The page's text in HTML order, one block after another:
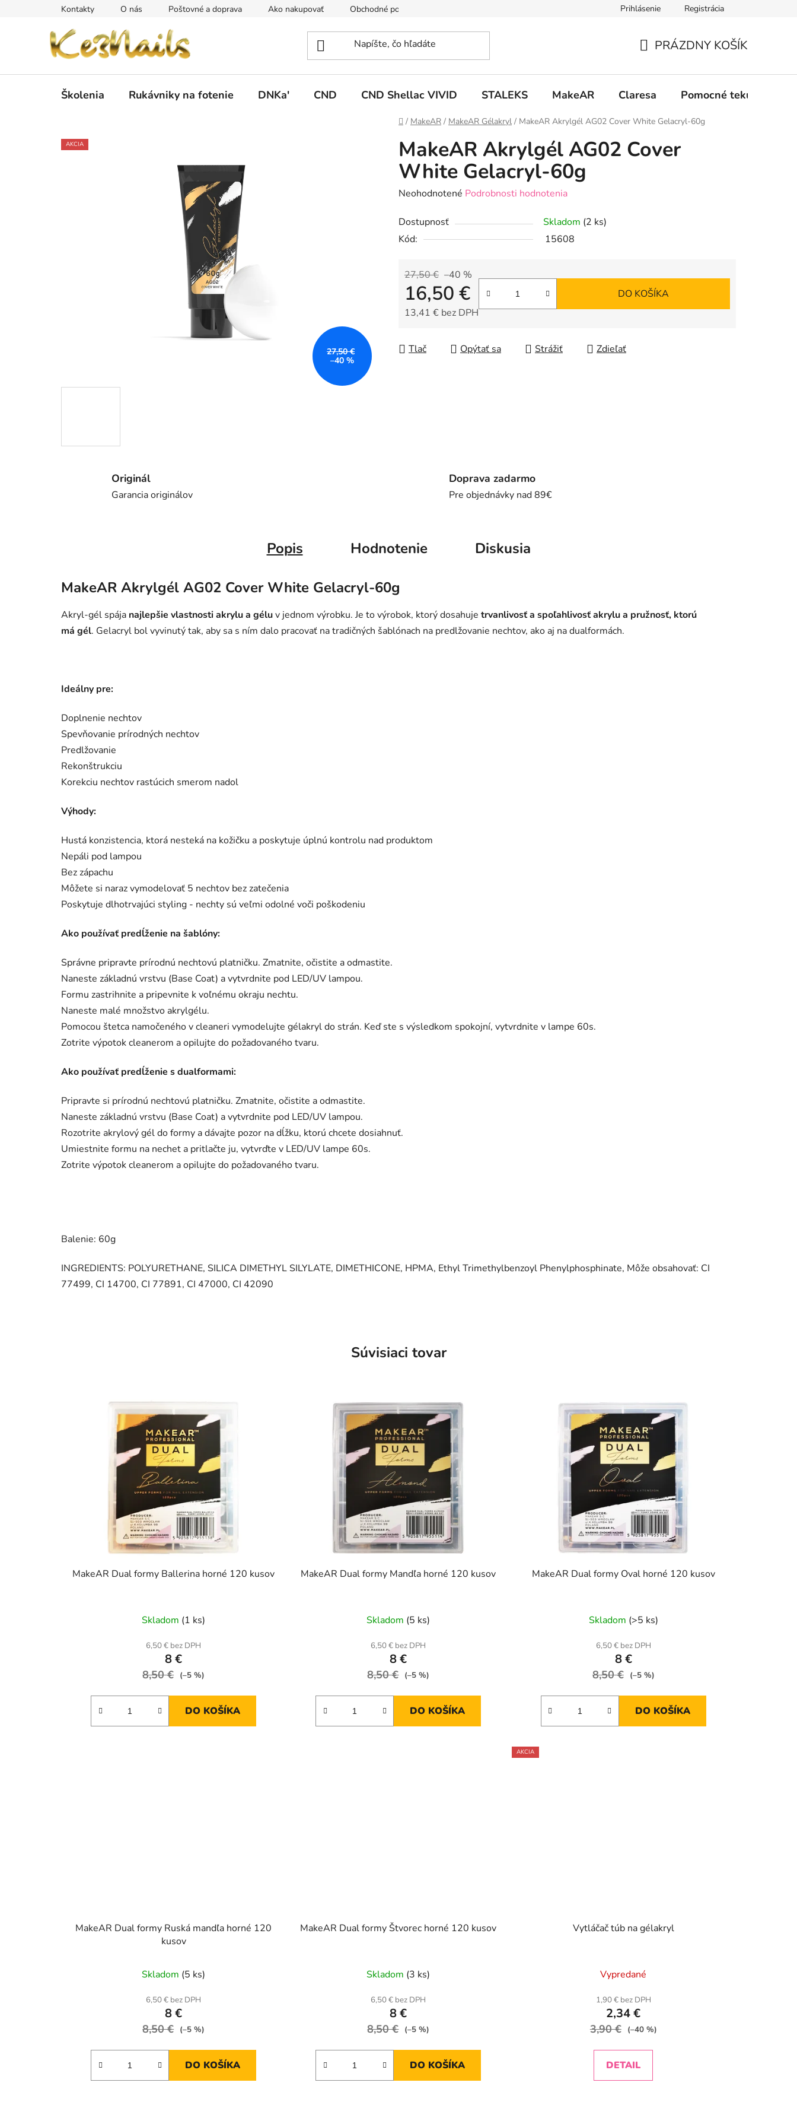
Kontakty O nás Poštovné a doprava Ako nakupovať Obchodné podmienky Formulár na odstúpenie od zmluvy
Prihlásenie Registrácia
KOŠÍK
PRÁZDNY KOŠÍK
Školenia Rukávniky na fotenie DNKa' CND CND Shellac VIVID STALEKS MakeAR Claresa Pomocné tekutiny
Domov
/ MakeAR / MakeAR Gélakryl / MakeAR Akrylgél AG02 Cover White Gelacryl-60g
MakeAR Akrylgél AG02 Cover
White Gelacryl-60g
Priemerné
produktu
je
hviezdičiek.
Neohodnotené Podrobnosti hodnotenia
Dostupnosť Skladom (2 ks)
Kód:
15608
27,50 € –40 %
16,50 €
13,41 € bez DPH
DO KOŠÍKA
Tlač Opýtať sa Strážiť Zdieľať
AKCIA
27,50 €
–40 %
Originál
Garancia originálov
Doprava zadarmo
Pre objednávky nad 89€
Popis Hodnotenie Diskusia
MakeAR Akrylgél AG02 Cover White Gelacryl-60g
Akryl-gél spája najlepšie vlastnosti akrylu a géluv jednom výrobku. Je to výrobok, ktorý dosahuje trvanlivosť a spoľahlivosť akrylu a pružnosť, ktorú
má gél. Gelacryl bol vyvinutý tak, aby sa s ním dalo pracovať na tradičných šablónach na predlžovanie nechtov, ako aj na dualformách.
Ideálny pre:
Doplnenie nechtov
Spevňovanie prírodných nechtov
Predlžovanie
Rekonštrukciu
Korekciu nechtov rastúcich smerom nadol
Výhody:
Hustá konzistencia, ktorá nesteká na kožičku a poskytuje úplnú kontrolu nad produktom
Nepáli pod lampou
Bez zápachu
Môžete si naraz vymodelovať 5 nechtov bez zatečenia
Poskytuje dlhotrvajúci styling - nechty sú veľmi odolné voči poškodeniu
Ako používať predĺženie na šablóny:
Správne pripravte prírodnú nechtovú platničku. Zmatnite, očistite a odmastite.
Naneste základnú vrstvu (Base Coat) a vytvrdnite pod LED/UV lampou.
Formu zastrihnite a pripevnite k voľnému okraju nechtu.
Naneste malé množstvo akrylgélu.
Pomocou štetca namočeného v cleaneri vymodelujte gélakryl do strán. Keď ste s výsledkom spokojní, vytvrdnite v lampe 60s.
Zotrite výpotok cleanerom a opilujte do požadovaného tvaru.
Ako používať predĺženie s dualformami:
Pripravte si prírodnú nechtovú platničku. Zmatnite, očistite a odmastite.
Naneste základnú vrstvu (Base Coat) a vytvrdnite pod LED/UV lampou.
Rozotrite akrylový gél do formy a dávajte pozor na dĺžku, ktorú chcete dosiahnuť.
Umiestnite formu na nechet a pritlačte ju, vytvrďte v LED/UV lampe 60s.
Zotrite výpotok cleanerom a opilujte do požadovaného tvaru.
Balenie: 60g
INGREDIENTS: POLYURETHANE, SILICA DIMETHYL SILYLATE, DIMETHICONE, HPMA, Ethyl Trimethylbenzoyl Phenylphosphinate, Môže obsahovať: CI
77499, CI 14700, CI 77891, CI 47000, CI 42090
Súvisiaci tovar
MakeAR Dual formy Ballerina horné 120 kusov
Skladom (1 ks)
6,50 € bez DPH
8 €
8,50 € (–5 %)
DO KOŠÍKA
MakeAR Dual formy Mandľa horné 120 kusov
Skladom (5 ks)
6,50 € bez DPH
8 €
8,50 € (–5 %)
DO KOŠÍKA
MakeAR Dual formy Oval horné 120 kusov
Skladom (>5 ks)
6,50 € bez DPH
8 €
8,50 € (–5 %)
DO KOŠÍKA
MakeAR Dual formy Ruská mandľa horné 120
kusov
Skladom (5 ks)
6,50 € bez DPH
8 €
8,50 € (–5 %)
DO KOŠÍKA
MakeAR Dual formy Štvorec horné 120 kusov
Skladom (3 ks)
6,50 € bez DPH
8 €
8,50 € (–5 %)
DO KOŠÍKA
AKCIA
Vytláčač túb na gélakryl
Vypredané
1,90 € bez DPH
2,34 €
3,90 € (–40 %)
DETAIL